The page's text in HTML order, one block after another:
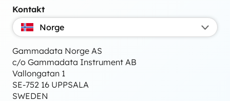
Kontakt
Norge
Gammadata Norge AS
c/o Gammadata Instrument AB
Vallongatan 1
SE-752 16 UPPSALA
SWEDEN